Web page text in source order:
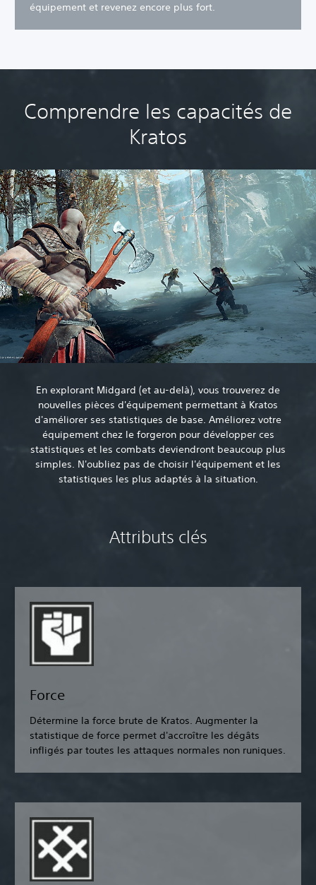
équipement et revenez encore plus fort.
Comprendre les capacités de
Kratos
En explorant Midgard (et au-delà), vous trouverez de
nouvelles pièces d'équipement permettant à Kratos
d'améliorer ses statistiques de base. Améliorez votre
équipement chez le forgeron pour développer ces
statistiques et les combats deviendront beaucoup plus
simples. N'oubliez pas de choisir l'équipement et les
statistiques les plus adaptés à la situation.‎
Attributs clés
Force
Détermine la force brute de Kratos. Augmenter la
statistique de force permet d'accroître les dégâts
infligés par toutes les attaques normales non runiques.